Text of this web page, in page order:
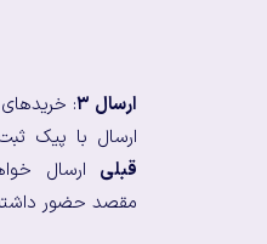
ارسال ۳
:
ارسال با پیک
قبلی ارسال
مقصد حضور